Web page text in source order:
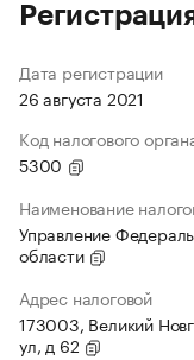
Дата регистрации
26 августа 2021
Код налогового
5300
Наименование
Управление
области
Адрес налоговой
173003, Великий
ул, д 62